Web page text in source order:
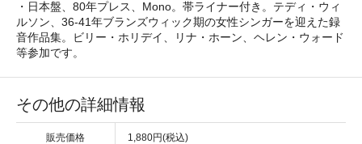
・日本盤、80年プレス、Mono。帯ライナー付き。テディ・ウィ
ルソン、36-41年ブランズウィック期の女性シンガーを迎えた録
音作品集。ビリー・ホリデイ、リナ・ホーン、ヘレン・ウォード
等参加です。
その他の詳細情報
販売価格 1,880円(税込)